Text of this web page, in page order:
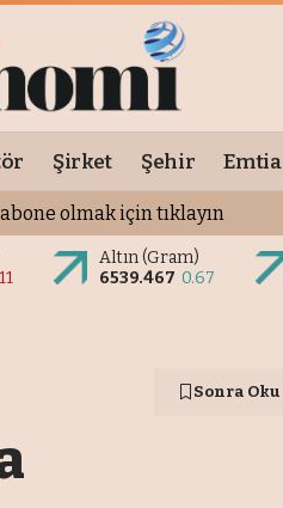
Şirket Şehir Emtia
olmak için tıklayın
Altın (Gram)
6539.467 0.67
Sonra Oku